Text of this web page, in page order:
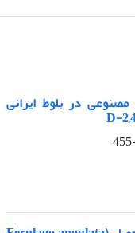
در بلوط ایرانی